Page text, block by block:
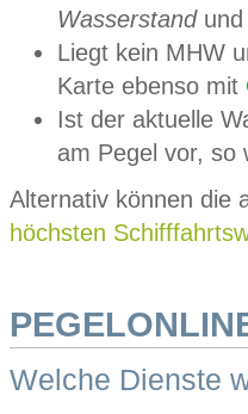
Wasserstandund
Liegt kein MHW
Karte ebenso mit
Ist der aktuelle
am Pegel vor,
Alternativ können die
höchsten
Welche Dienste